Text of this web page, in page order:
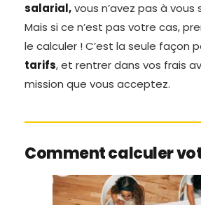
salarial,vous n’avez pas à vous
Mais si ce n’est pas votre cas,
le calculer ! C’est la seule façon
tarifs, et rentrer dans vos frais
mission que vous acceptez.
Comment calculer